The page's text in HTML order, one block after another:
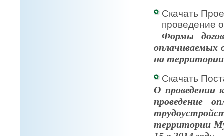
Скачать
проведение
Формы
оплачиваемых
на
Скачать
О проведении
проведение
территории